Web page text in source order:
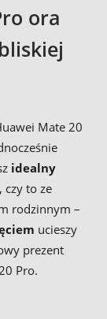
ora
Mate 20
idealny
czy to ze
rodzinnym –
ucieszy
prezent
Pro.